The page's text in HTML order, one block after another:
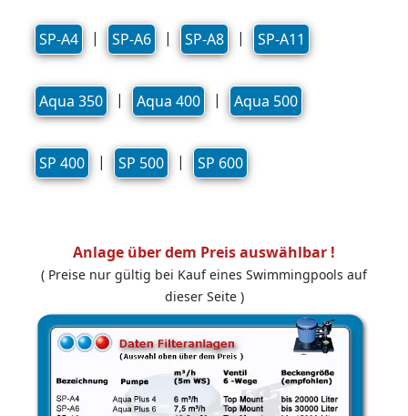
SP-A4 | SP-A6 | SP-A8 | SP-A11
Aqua 350 | Aqua 400 | Aqua 500
SP 400 | SP 500 | SP 600
Anlage über dem Preis auswählbar !
( Preise nur gültig bei Kauf eines Swimmingpools auf
dieser Seite )